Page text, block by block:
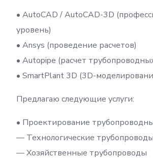
• AutoCAD / AutoCAD-3D
уровень)
• Ansys (проведение расчетов)
• Autopipe (расчет
• SmartPlant 3D (3D-
Предлагаю следующие услуги:
• Проектирование
— Технологические трубопроводы
— Хозяйственные трубопроводы